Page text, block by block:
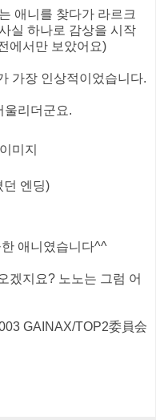
애니를 찾다가 라르크
실 하나로 감상을 시작
에서만 보았어요)
가장 인상적이었습니다.
울리더군요.
던 엔딩)
애니였습니다^^
겠지요? 노노는 그럼 어
GAINAX/TOP2委員会